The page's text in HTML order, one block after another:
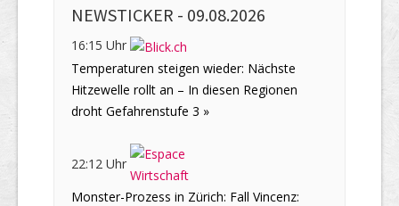
NEWSTICKER - 09.08.2026
16:15 Uhr
Temperaturen steigen wieder: Nächste
Hitzewelle rollt an – In diesen Regionen
droht Gefahrenstufe 3 »
22:12 Uhr
Monster-Prozess in Zürich: Fall Vincenz: